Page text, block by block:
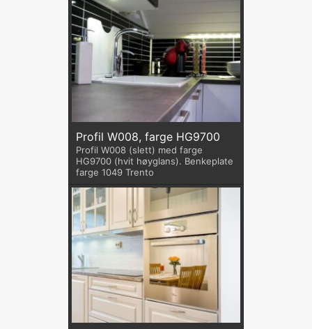
Profil W008, farge HG9700
Profil W008 (slett) med farge
HG9700 (hvit høyglans). Benkeplate
farge 1049 Trento